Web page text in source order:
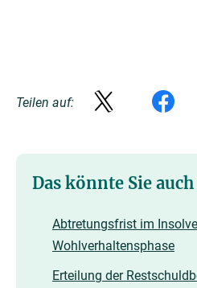
Teilen auf:
Das könnte Sie
Abtretungsfrist im
Wohlverhaltensphase
Erteilung der